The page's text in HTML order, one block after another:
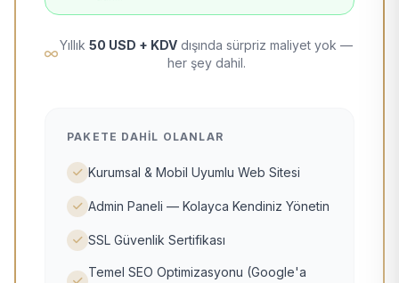
Yıllık 50 USD + KDV dışında sürpriz maliyet yok —
her şey dahil.
PAKETE DAHIL OLANLAR
Kurumsal & Mobil Uyumlu Web Sitesi
Admin Paneli — Kolayca Kendiniz Yönetin
SSL Güvenlik Sertifikası
Temel SEO Optimizasyonu (Google'a